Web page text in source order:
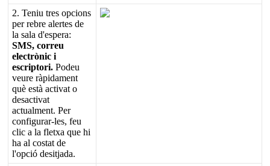
2. Teniu tres opcions
per rebre alertes de
la sala d'espera:
SMS, correu
electrònic i
escriptori. Podeu
veure ràpidament
què està activat o
desactivat
actualment. Per
configurar-les, feu
clic a la fletxa que hi
ha al costat de
l'opció desitjada.